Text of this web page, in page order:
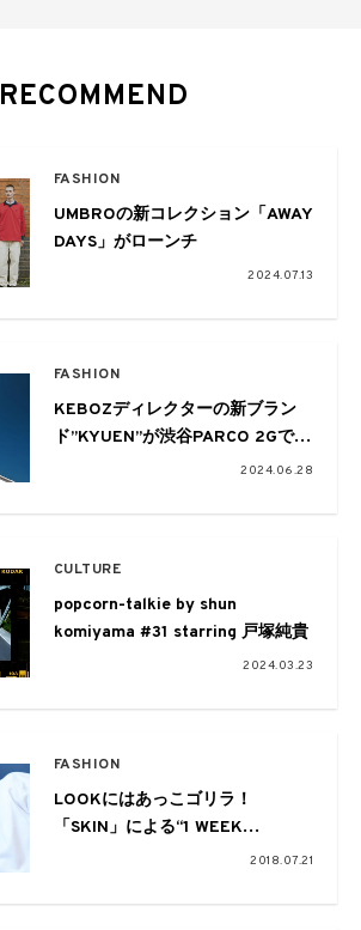
RECOMMEND
FASHION
UMBROの新コレクション「AWAY
DAYS」がローンチ
2024.07.13
FASHION
KEBOZディレクターの新ブラン
ド”KYUEN”が渋谷PARCO 2Gで初
2024.06.28
CULTURE
popcorn-talkie by shun
komiyama #31 starring 戸塚純貴
2024.03.23
FASHION
LOOKにはあっこゴリラ！
「SKIN」による“1 WEEK
SERIES”のPOP UP SHOP開催中
2018.07.21